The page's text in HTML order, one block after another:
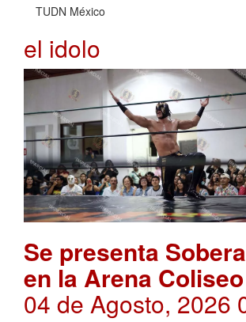
TUDN México
el idolo
Se presenta
en la Arena
04 de Agosto, 2026